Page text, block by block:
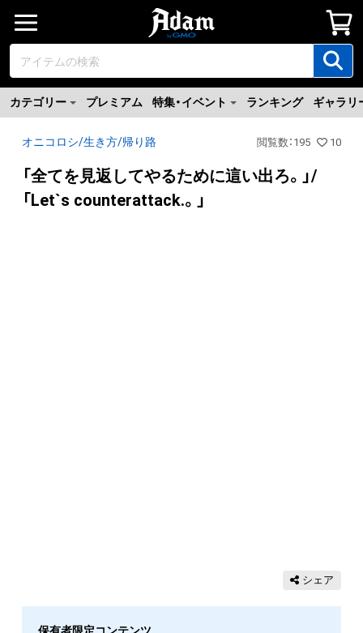
カテゴリー プレミアム 特集・イベント ランキング ギャラリ
オニコロシ/生き方/帰り路 閲覧数 ： 195 10
「全てを見返してやるために這い出ろ。」/
「Let`s counterattack.。」
シェア
保有者限定コンテンツ